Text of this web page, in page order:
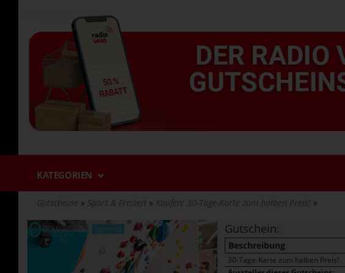
KATEGORIEN
Gutscheine Sport & Freizeit Kaufen: 30-Tage-Karte zum halben Preis!
Gutschein:
Beschreibung
30-Tage-Karte zum halben Preis!